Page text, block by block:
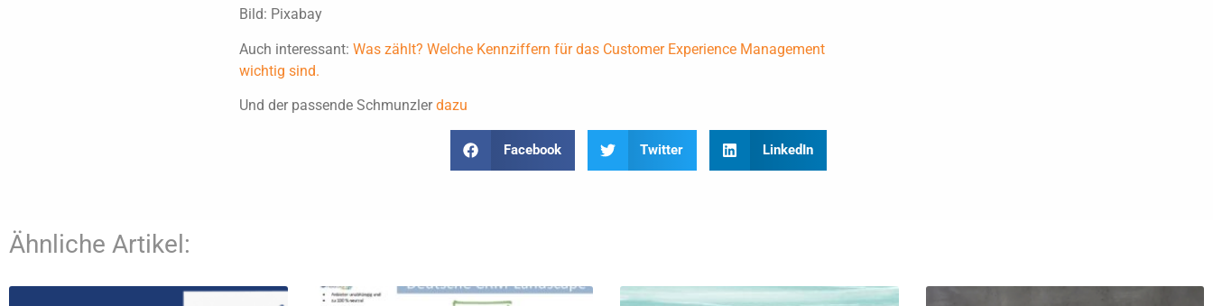
Bild: Pixabay
Auch interessant: Was zählt? Welche Kennziffern für das Customer Experience Management
wichtig sind.
Und der passende Schmunzlerdazu
Facebook Twitter LinkedIn
Ähnliche Artikel: